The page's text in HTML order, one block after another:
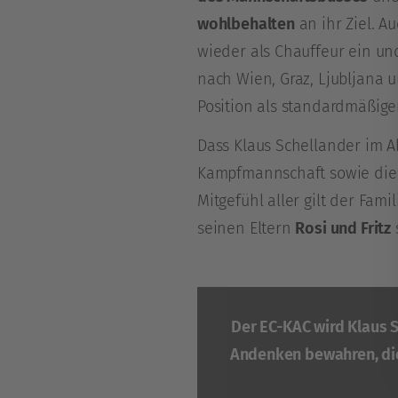
wohlbehalten an ihr Ziel.
wieder als Chauffeur ein
nach Wien, Graz, Ljubljana
Position als
Dass Klaus Schellander im
Kampfmannschaft sowie
Mitgefühl aller gilt der
seinen Eltern Rosi und Fritz
Der EC-KAC wird
Andenken bewahren,